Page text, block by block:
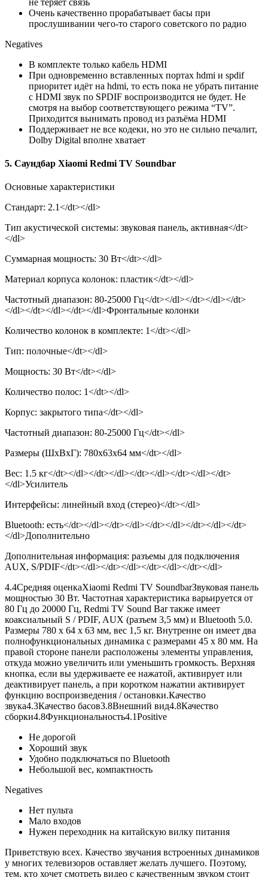
не теряет связь
Очень качественно прорабатывает басы при
прослушивании чего-то старого советского по радио
Negatives
В комплекте только кабель HDMI
При одновременно вставленных портах hdmi и spdif
приоритет идёт на hdmi, то есть пока не убрать питание
с HDMI звук по SPDIF воспроизводится не будет. Не
смотря на выбор соответствующего режима “TV”.
Приходится вынимать провод из разъёма HDMI
Поддерживает не все кодеки, но это не сильно печалит,
Dolby Digital вполне хватает
5. Саундбар Xiaomi Redmi TV Soundbar
Основные характеристики
Стандарт: 2.1</dt></dl>
Тип акустической системы: звуковая панель, активная</dt>
</dl>
Суммарная мощность: 30 Вт</dt></dl>
Материал корпуса колонок: пластик</dt></dl>
Частотный диапазон: 80-25000 Гц</dt></dl></dt></dl></dt>
</dl></dt></dl></dt></dl>Фронтальные колонки
Количество колонок в комплекте: 1</dt></dl>
Тип: полочные</dt></dl>
Мощность: 30 Вт</dt></dl>
Количество полос: 1</dt></dl>
Корпус: закрытого типа</dt></dl>
Частотный диапазон: 80-25000 Гц</dt></dl>
Размеры (ШхВхГ): 780x63x64 мм</dt></dl>
Вес: 1.5 кг</dt></dl></dt></dl></dt></dl></dt></dl></dt>
</dl>Усилитель
Интерфейсы: линейный вход (стерео)</dt></dl>
Bluetooth: есть</dt></dl></dt></dl></dt></dl></dt></dl></dt>
</dl>Дополнительно
Дополнительная информация: разъемы для подключения
AUX, S/PDIF</dt></dl></dt></dl></dt></dl></dt></dl>
4.4Средняя оценкаXiaomi Redmi TV SoundbarЗвуковая панель
мощностью 30 Вт. Частотная характеристика варьируется от
80 Гц до 20000 Гц, Redmi TV Sound Bar также имеет
коаксиальный S / PDIF, AUX (разъем 3,5 мм) и Bluetooth 5.0.
Размеры 780 х 64 х 63 мм, вес 1,5 кг. Внутренне он имеет два
полнофункциональных динамика с размерами 45 х 80 мм. На
правой стороне панели расположены элементы управления,
откуда можно увеличить или уменьшить громкость. Верхняя
кнопка, если вы удерживаете ее нажатой, активирует или
деактивирует панель, а при коротком нажатии активирует
функцию воспроизведения / остановки.Качество
звука4.3Качество басов3.8Внешний вид4.8Качество
сборки4.8Функциональность4.1Positive
Не дорогой
Хороший звук
Удобно подключаться по Bluetooth
Небольшой вес, компактность
Negatives
Нет пульта
Мало входов
Нужен переходник на китайскую вилку питания
Приветствую всех. Качество звучания встроенных динамиков
у многих телевизоров оставляет желать лучшего. Поэтому,
тем, кто хочет смотреть видео с качественным звуком стоит